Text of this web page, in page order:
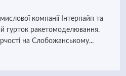
компанії Інтерпайп та
гурток ракетомоделювання.
на Слобожанському...